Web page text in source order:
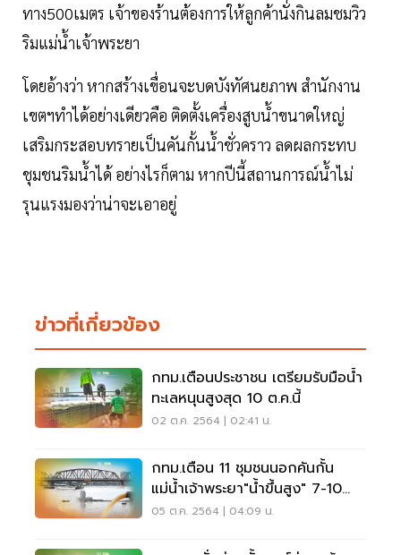
ทาง500เมตร เจ้าของร้านต้องการให้ลูกค้านั่งกินลมชมวิว
ริมแม่น้ำเจ้าพระยา
โดยอ้างว่า หากสร้างเขื่อนจะบดบังทัศนยภาพ สำนักงาน
เขตฯทำได้อย่างเดียวคือ ติดตั้งเครื่องสูบน้ำขนาดใหญ่
เสริมกระสอบทรายเป็นคันกั้นน้ำชั่วคราว ลดผลกระทบ
ชุมชนริมน้ำได้ อย่างไรก็ตาม หากปีนี้สถานการณ์น้ำไม่
รุนแรงมองว่าน่าจะเอาอยู่
ข่าวที่เกี่ยวข้อง
กทม.เตือนประชาชน เตรียมรับมือน้ำ
ทะเลหนุนสูงสุด 10 ต.ค.นี้
02 ต.ค. 2564 | 02:41 น.
กทม.เตือน 11 ชุมชนนอกคันกั้น
แม่น้ำเจ้าพระยา"น้ำขึ้นสูง" 7-10
ต.ค.นี้
05 ต.ค. 2564 | 04:09 น.